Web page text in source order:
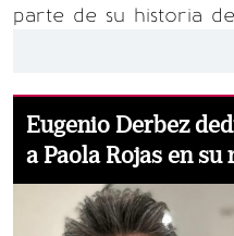
parte de su historia
Eugenio Derbez
a Paola Rojas en su